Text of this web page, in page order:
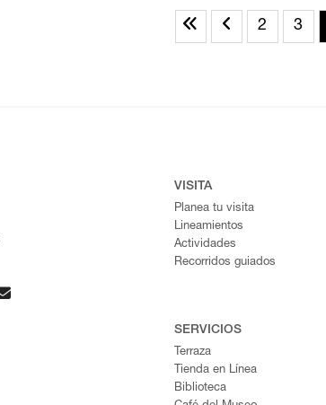
2 3
VISITA
Planea tu visita
Lineamientos
Actividades
Recorridos guiados
SERVICIOS
Terraza
Tienda en Línea
Biblioteca